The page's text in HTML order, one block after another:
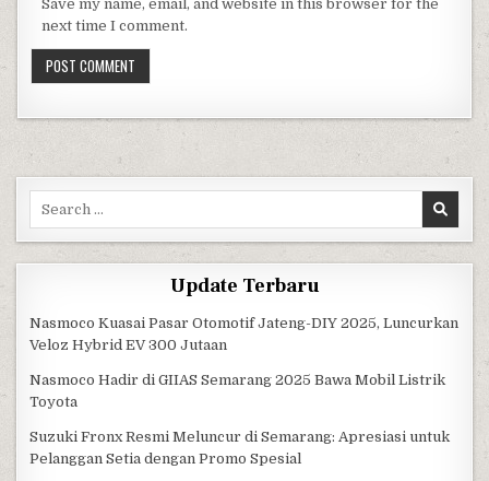
Save my name, email, and website in this browser for the
next time I comment.
Update Terbaru
Nasmoco Kuasai Pasar Otomotif Jateng-DIY 2025, Luncurkan
Veloz Hybrid EV 300 Jutaan
Nasmoco Hadir di GIIAS Semarang 2025 Bawa Mobil Listrik
Toyota
Suzuki Fronx Resmi Meluncur di Semarang: Apresiasi untuk
Pelanggan Setia dengan Promo Spesial